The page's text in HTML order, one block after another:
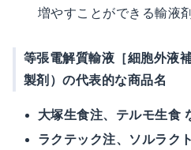
増やすことができる輸液剤
等張電解質輸液［細胞外液
製剤）の代表的な商品名
大塚生食注、テルモ生食
ラクテック注、ソルラク